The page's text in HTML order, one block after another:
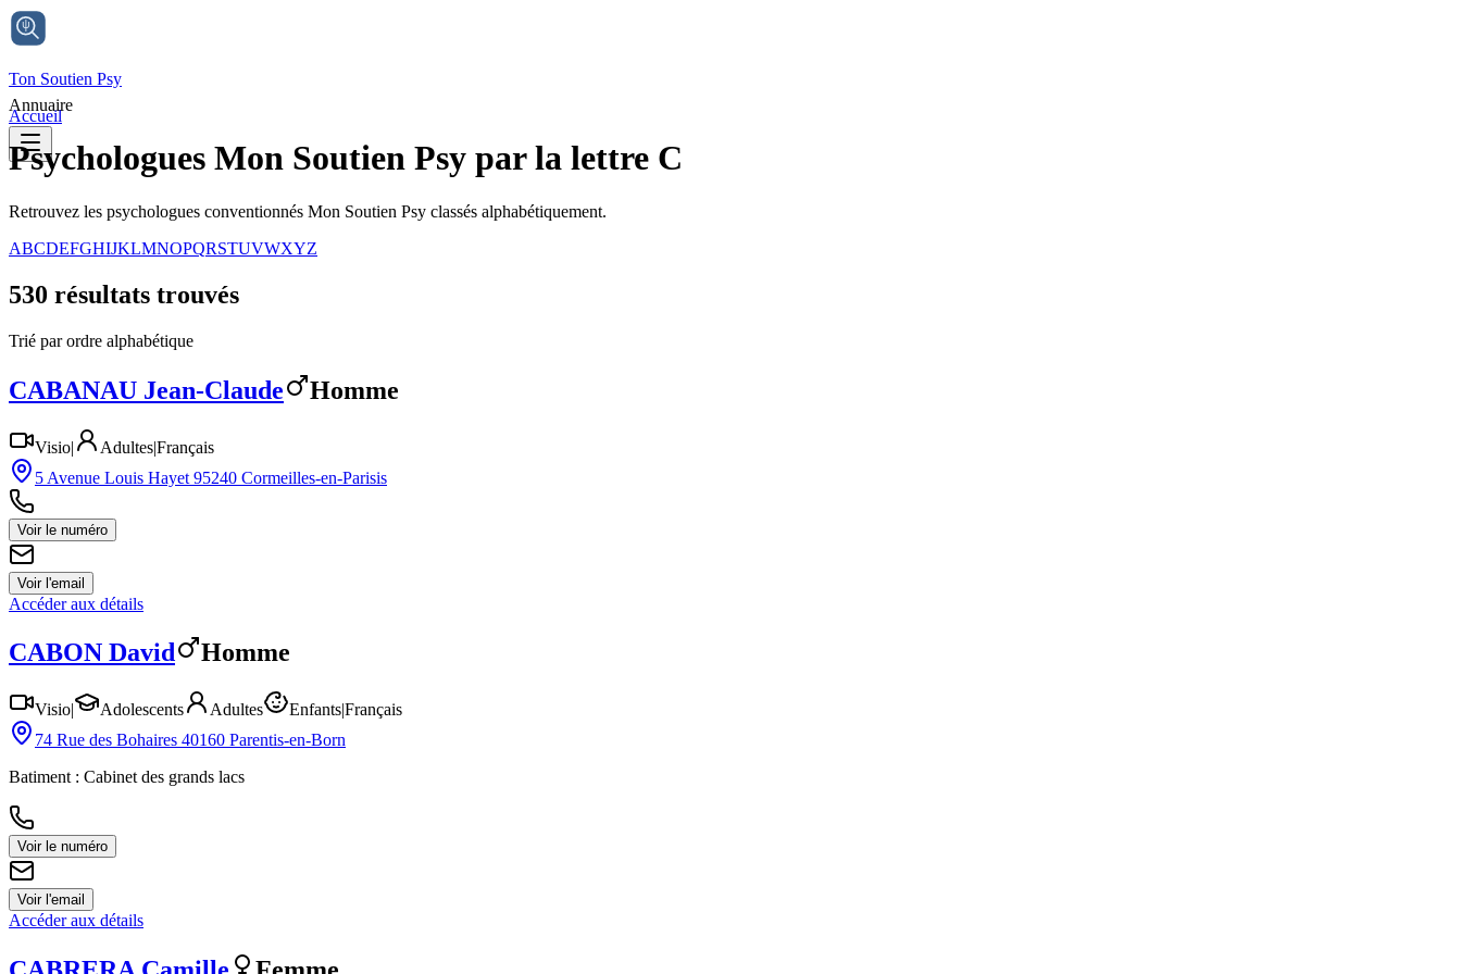
Ton Soutien Psy
Accueil
Annuaire
Psychologues Mon Soutien Psy parla lettre C
Retrouvez les psychologues conventionnés Mon Soutien Psy classés alphabétiquement.
ABCDEFGHIJKLMNOPQRSTUVWXYZ
530 résultats trouvés
Trié par ordre alphabétique
CABANAU Jean-Claude Homme
Visio| Adultes|Français
5 Avenue Louis Hayet 95240 Cormeilles-en-Parisis
Voir le numéro
Voir l'email
Accéder aux détails
CABON David Homme
Visio| Adolescents Adultes Enfants|Français
74 Rue des Bohaires 40160 Parentis-en-Born
Batiment : Cabinet des grands lacs
Voir le numéro
Voir l'email
Accéder aux détails